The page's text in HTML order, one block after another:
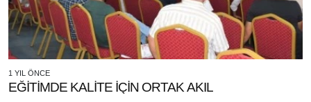
1 YIL ÖNCE
EĞİTİMDE KALİTE İÇİN ORTAK AKIL